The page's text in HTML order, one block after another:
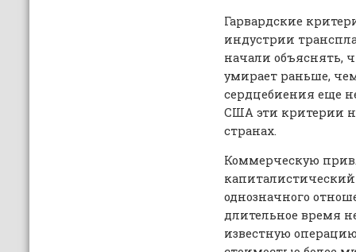
Гарвардские
индустрии
начали объяснять,
умирает раньше,
сердцебиения еще
США эти критерии
странах.
Коммерческую
однозначного
длительное время
известную